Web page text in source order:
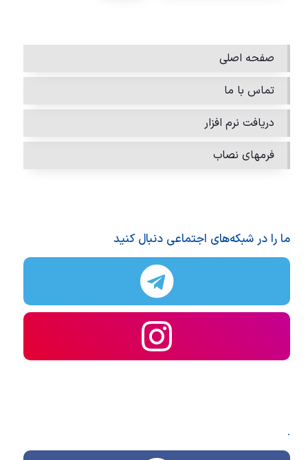
صفحه اصلی
تماس با ما
دریافت نرم افزار
فرمهای نصاب
ما را در شبکه‌های اجتماعی دنبال کنید
.